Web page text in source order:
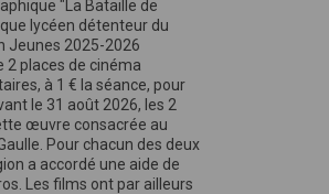
"La Bataille de
lycéen détenteur du
Jeunes 2025-2026
2 places de cinéma
à 1 € la séance, pour
le 31 août 2026, les 2
œuvre consacrée au
Pour chacun des deux
a accordé une aide de
Les films ont par ailleurs